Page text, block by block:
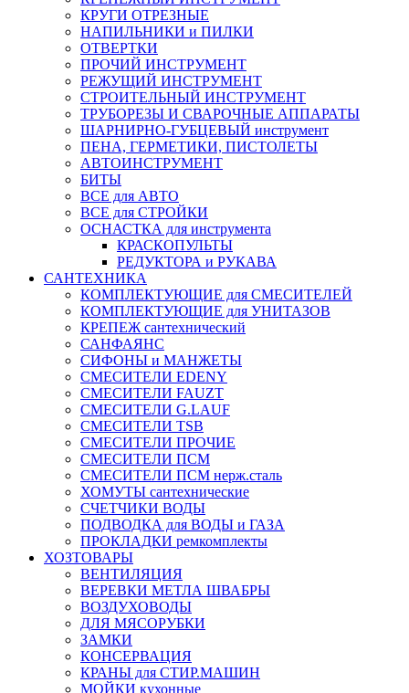
КРУГИ ОТРЕЗНЫЕ
НАПИЛЬНИКИ и ПИЛКИ
ОТВЕРТКИ
ПРОЧИЙ ИНСТРУМЕНТ
РЕЖУЩИЙ ИНСТРУМЕНТ
СТРОИТЕЛЬНЫЙ ИНСТРУМЕНТ
ТРУБОРЕЗЫ И СВАРОЧНЫЕ АППАРАТЫ
ШАРНИРНО-ГУБЦЕВЫЙ инструмент
ПЕНА, ГЕРМЕТИКИ, ПИСТОЛЕТЫ
АВТОИНСТРУМЕНТ
БИТЫ
ВСЕ для АВТО
ВСЕ для СТРОЙКИ
ОСНАСТКА для инструмента
КРАСКОПУЛЬТЫ
РЕДУКТОРА и РУКАВА
САНТЕХНИКА
КОМПЛЕКТУЮЩИЕ для СМЕСИТЕЛЕЙ
КОМПЛЕКТУЮЩИЕ для УНИТАЗОВ
КРЕПЕЖ сантехнический
САНФАЯНС
СИФОНЫ и МАНЖЕТЫ
СМЕСИТЕЛИ EDENY
СМЕСИТЕЛИ FAUZT
СМЕСИТЕЛИ G.LAUF
СМЕСИТЕЛИ TSB
СМЕСИТЕЛИ ПРОЧИЕ
СМЕСИТЕЛИ ПСМ
СМЕСИТЕЛИ ПСМ нерж.сталь
ХОМУТЫ сантехнические
СЧЕТЧИКИ ВОДЫ
ПОДВОДКА для ВОДЫ и ГАЗА
ПРОКЛАДКИ ремкомплекты
ХОЗТОВАРЫ
ВЕНТИЛЯЦИЯ
ВЕРЕВКИ МЕТЛА ШВАБРЫ
ВОЗДУХОВОДЫ
ДЛЯ МЯСОРУБКИ
ЗАМКИ
КОНСЕРВАЦИЯ
КРАНЫ для СТИР.МАШИН
МОЙКИ кухонные